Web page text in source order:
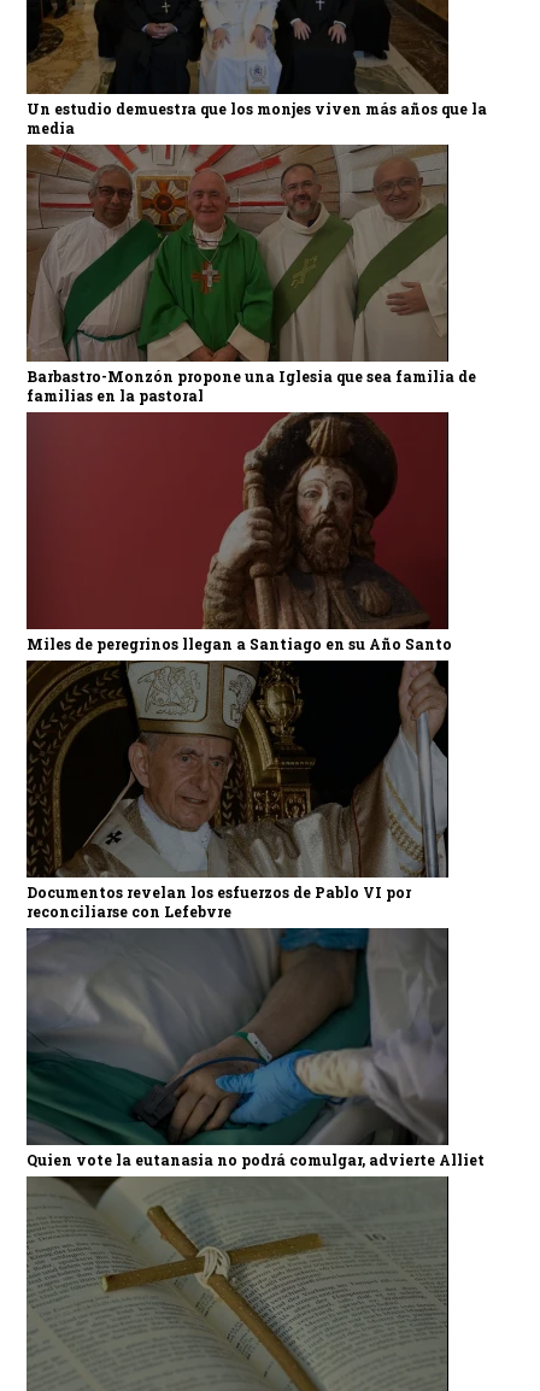
Un estudio demuestra que los monjes viven más años que la
media
Barbastro-Monzón propone una Iglesia que sea familia de
familias en la pastoral
Miles de peregrinos llegan a Santiago en su Año Santo
Documentos revelan los esfuerzos de Pablo VI por
reconciliarse con Lefebvre
Quien vote la eutanasia no podrá comulgar, advierte Alliet